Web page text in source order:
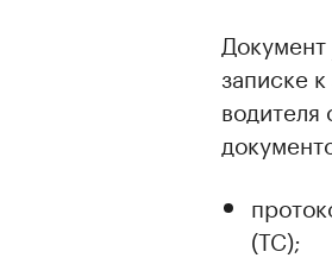
Документ
записке
водителя
(ТС);